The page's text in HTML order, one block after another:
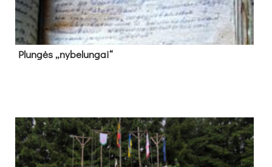
Plun­gės „ny­be­lun­gai“